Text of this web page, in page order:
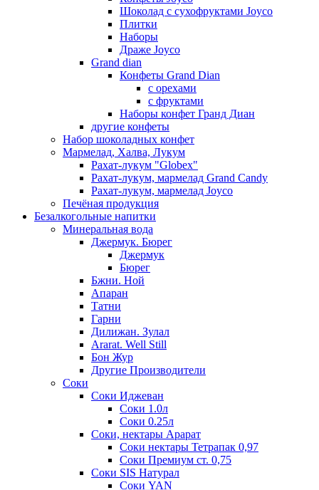
Шоколад с сухофруктами Joyco
Плитки
Наборы
Драже Joyco
Grand dian
Конфеты Grand Dian
с орехами
с фруктами
Наборы конфет Гранд Диан
другие конфеты
Набор шоколадных конфет
Мармелад, Халва, Лукум
Рахат-лукум "Globex"
Рахат-лукум, мармелад Grand Candy
Рахат-лукум, мармелад Joyco
Печёная продукция
Безалкогольные напитки
Минеральная вода
Джермук. Бюрег
Джермук
Бюрег
Бжни. Ной
Апаран
Татни
Гарни
Дилижан. Зулал
Ararat. Well Still
Бон Жур
Другие Производители
Соки
Соки Иджеван
Соки 1.0л
Соки 0.25л
Соки, нектары Арарат
Соки нектары Тетрапак 0,97
Соки Премиум ст. 0,75
Соки SIS Натурал
Соки YAN